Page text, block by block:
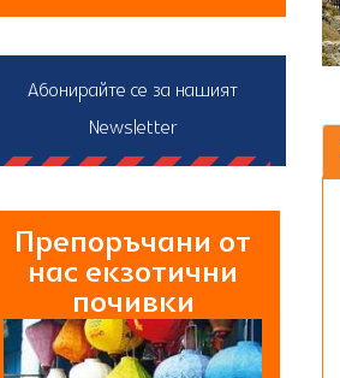
Абонирайте се за нашият
Newsletter
Препоръчани от
нас екзотични
почивки